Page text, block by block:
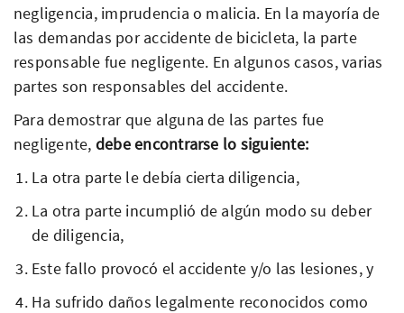
negligencia, imprudencia o malicia. En la mayoría de
las demandas por accidente de bicicleta, la parte
responsable fue negligente. En algunos casos, varias
partes son responsables del accidente.
Para demostrar que alguna de las partes fue
negligente, debe encontrarse lo siguiente:
La otra parte le debía cierta diligencia,
La otra parte incumplió de algún modo su deber
de diligencia,
Este fallo provocó el accidente y/o las lesiones, y
Ha sufrido daños legalmente reconocidos como